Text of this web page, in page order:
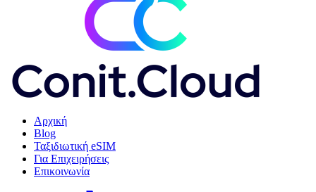
Αρχική
Blog
Ταξιδιωτική eSIM
Για Επιχειρήσεις
Επικοινωνία